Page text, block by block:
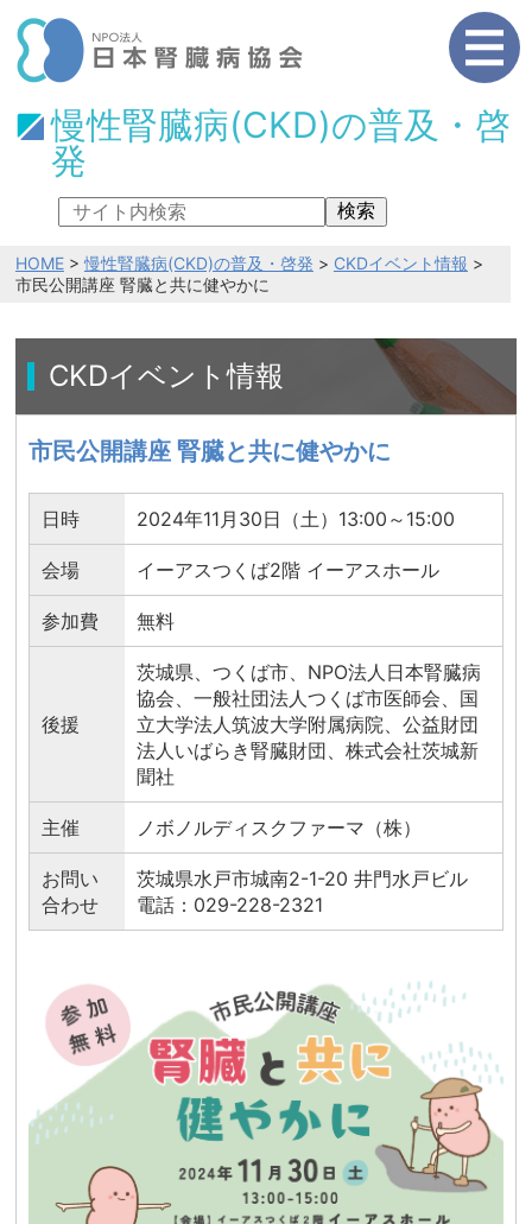
慢性腎臓病(CKD)の普及・啓
発
検索
HOME>慢性腎臓病(CKD)の普及・啓発 > CKDイベント情報 >
市民公開講座 腎臓と共に健やかに
CKDイベント情報
市民公開講座 腎臓と共に健やかに
日時 2024年11月30日（土）13:00～15:00
会場 イーアスつくば2階 イーアスホール
参加費 無料
後援
茨城県、つくば市、NPO法人日本腎臓病
協会、一般社団法人つくば市医師会、国
立大学法人筑波大学附属病院、公益財団
法人いばらき腎臓財団、株式会社茨城新
聞社
主催 ノボノルディスクファーマ（株）
お問い
合わせ
茨城県水戸市城南2-1-20 井門水戸ビル
電話：029-228-2321